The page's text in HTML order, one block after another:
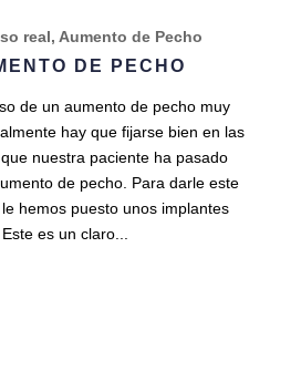
DE PECHO
real, Aumento de Pecho
de un aumento de pecho muy
hay que fijarse bien en las
nuestra paciente ha pasado
de pecho. Para darle este
hemos puesto unos implantes
es un claro...